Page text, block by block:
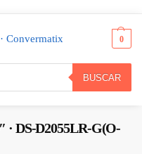
BUSCAR
0
Hikvision – LCD monitor – 55″ · DS-D2055LR-G(O-STD)
· DS-D2055LR-G(O-